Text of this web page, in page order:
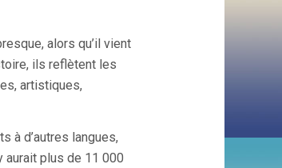
alors qu’il vient
ils reflètent les
artistiques,
à d’autres langues,
aurait plus de 11 000